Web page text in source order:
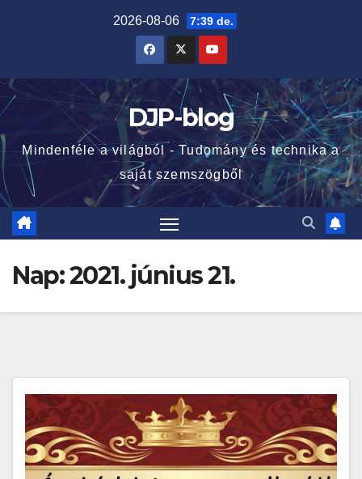
2026-08-06 7:39 de.
DJP-blog
Mindenféle a világból - Tudomány és technika a
saját szemszögből
Nap:2021. június 21.